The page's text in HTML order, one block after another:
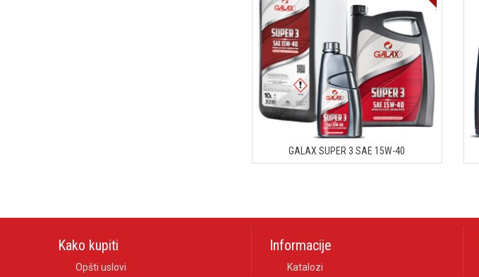
GALAX SUPER 3 SAE 15W-40
Kako kupiti
Opšti uslovi
Informacije
Katalozi